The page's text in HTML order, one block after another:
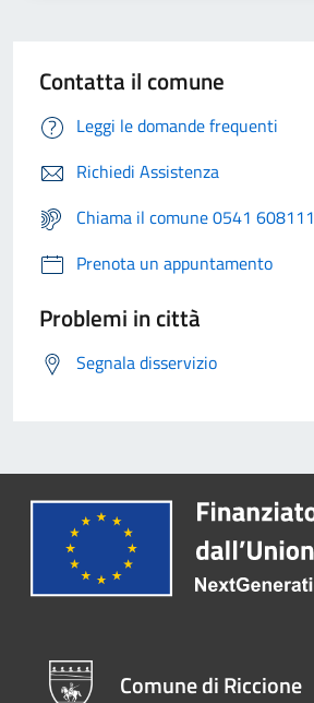
Contatta il comune
Leggi le domande frequenti
Richiedi Assistenza
Chiama il comune 0541 608111
Prenota un appuntamento
Problemi in città
Segnala disservizio
Comune di Riccione